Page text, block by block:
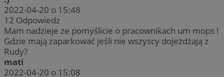
2022-04-20 o 15:48
12 Odpowiedz
Mam nadzieje ze pomyślicie o pracownikach um mops !
Gdzie mają zaparkować jeśli nie wszyscy dojeżdżają z
Rudy?
mati
2022-04-20 o 15:08